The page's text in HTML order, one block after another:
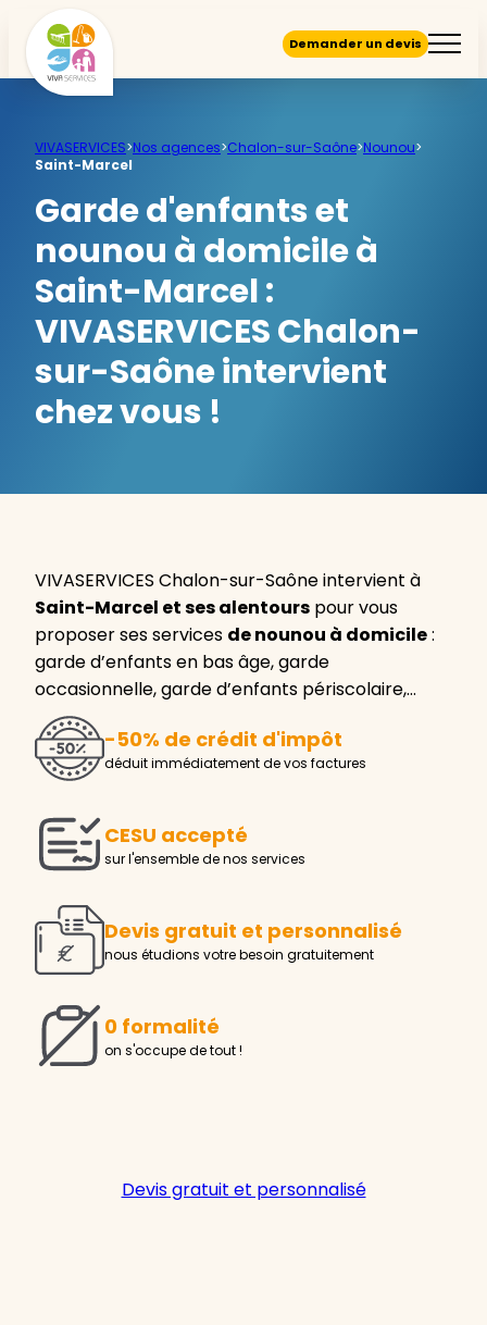
Demander un devis
VIVASERVICES>Nos agences>Chalon-sur-Saône>Nounou>
Saint-Marcel
Garde d'enfants et
nounou à domicile à
Saint-Marcel :
VIVASERVICES Chalon-
sur-Saône intervient
chez vous !
VIVASERVICES Chalon-sur-Saône intervient à
Saint-Marcel et ses alentours pour vous
proposer ses services de nounou à domicile:
garde d’enfants en bas âge, garde
occasionnelle, garde d’enfants périscolaire,…
-50% de crédit d'impôt
déduit immédiatement de vos factures
CESU accepté
sur l'ensemble de nos services
Devis gratuit et personnalisé
nous étudions votre besoin gratuitement
0 formalité
on s'occupe de tout !
Devis gratuit et personnalisé